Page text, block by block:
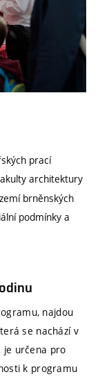
prací
architektury
brněnských
podmínky a
najdou
se nachází v
je určena pro
k programu